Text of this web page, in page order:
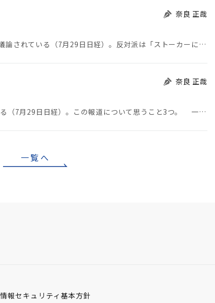
奈良 正哉
ストーカーにGPSを着けさせることが議論されている（7月29日日経）。反対派は「ストーカーにも人権…
奈良 正哉
中国のBYDが日本市場に軽EVを投入する（7月29日日経）。この報道について思うこと3つ。 一つ…
一覧へ
情報セキュリティ基本方針